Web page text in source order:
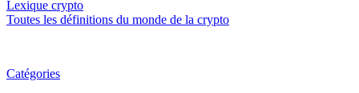
Lexique crypto
Toutes les définitions du monde de la crypto
Catégories